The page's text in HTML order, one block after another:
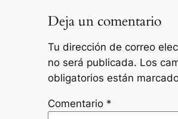
Deja un comentario
Tu dirección de correo
no será publicada. Los
obligatorios están
Comentario *